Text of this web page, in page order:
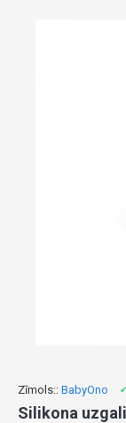
Zīmols:: BabyOno
Silikona